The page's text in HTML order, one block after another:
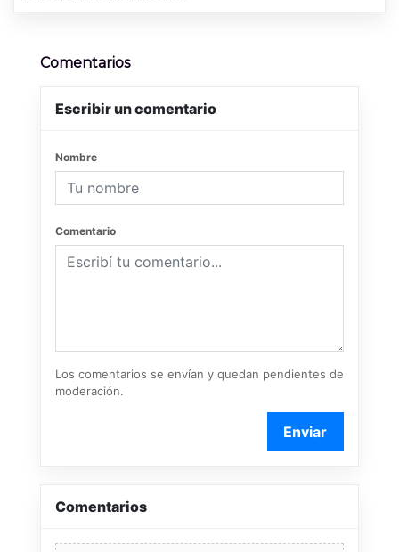
Comentarios
Escribir un comentario
Nombre
Comentario
Los comentarios se envían y quedan pendientes de
moderación.
Enviar
Comentarios